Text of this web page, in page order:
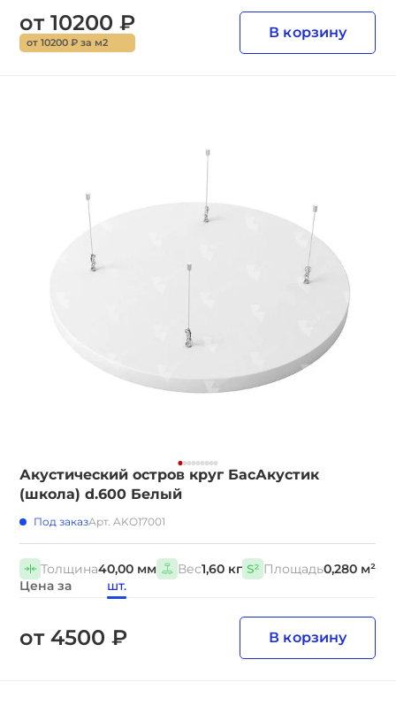
от 10200 ₽
от 10200 ₽ за м2
В корзину
Акустический остров круг БасАкустик
(школа) d.600 Белый
Под заказАрт. AKO17001
Толщина40,00 мм Вес1,60 кг Площадь0,280 м²
Цена за
шт.
от 4500 ₽ В корзину